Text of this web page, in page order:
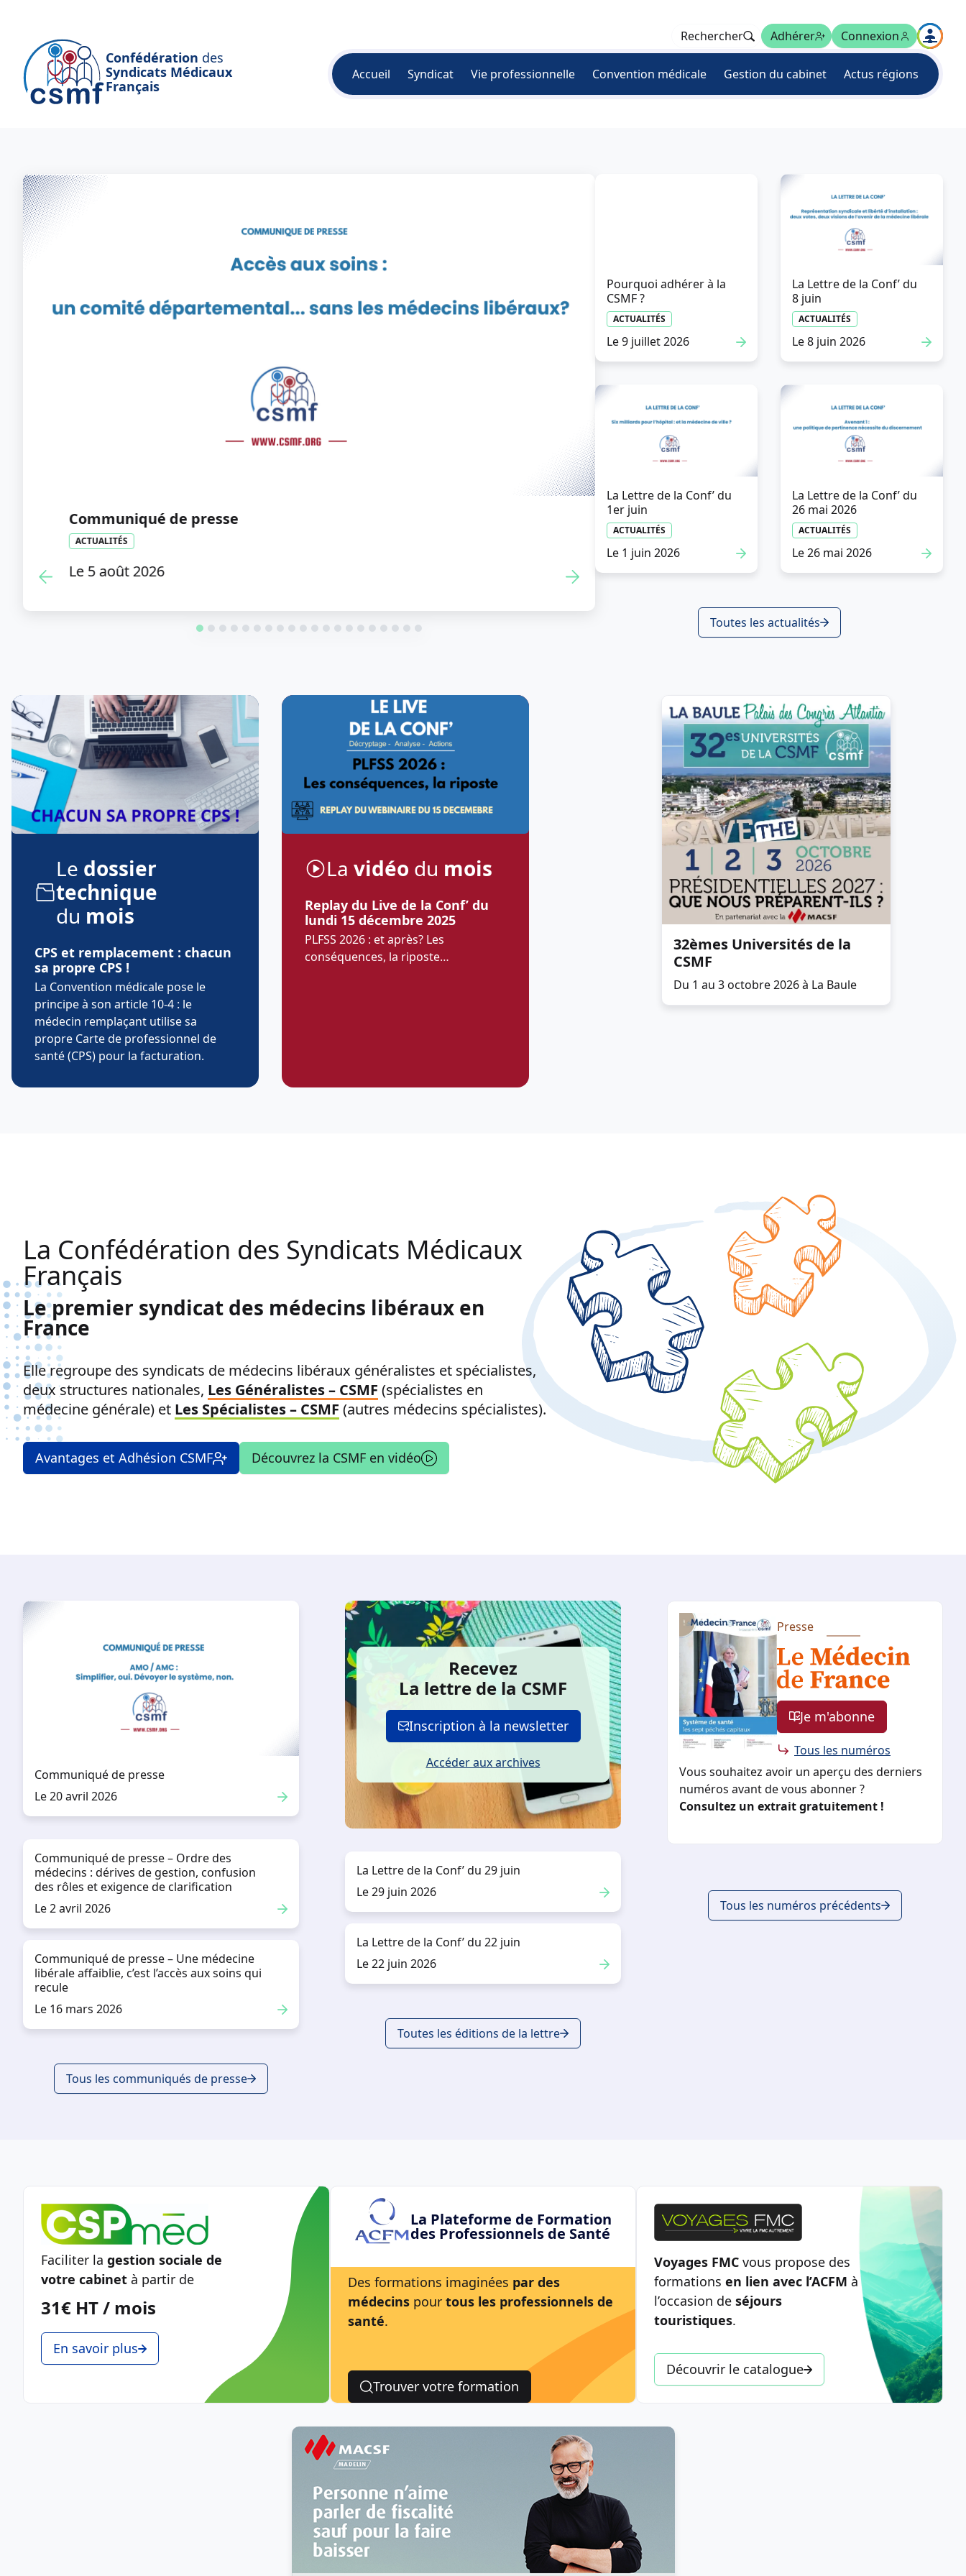
Confédération des
Syndicats Médicaux
Français
Accueil Syndicat Vie professionnelle Convention médicale Gestion du cabinet Actus régions
Rechercher Adhérer Connexion
Flash info - Violences envers les médecins : l’Ordre et l’URPS
peuvent désormais porter plainte pour votre compte
Communiqué de presse
ACTUALITÉS
Le 20 juillet 2026
Pourquoi adhérer à la
CSMF ?
ACTUALITÉS
Le 9 juillet 2026
La Lettre de la Conf’ du
8 juin
ACTUALITÉS
Le 8 juin 2026
La Lettre de la Conf’ du
1er juin
ACTUALITÉS
Le 1 juin 2026
La Lettre de la Conf’ du
26 mai 2026
ACTUALITÉS
Le 26 mai 2026
Toutes les actualités
Le dossier
technique
du mois
CPS et remplacement : chacun
sa propre CPS !
La Convention médicale pose le
principe à son article 10-4 : le
médecin remplaçant utilise sa
propre Carte de professionnel de
santé (CPS) pour la facturation.
La vidéo du mois
Replay du Live de la Conf’ du
lundi 15 décembre 2025
PLFSS 2026 : et après? Les
conséquences, la riposte…
32èmes Universités de la
CSMF
Du 1 au 3 octobre 2026 à La Baule
La Confédération des Syndicats Médicaux
Français
Le premier syndicat des médecins libéraux en
France
Elle regroupe des syndicats de médecins libéraux généralistes et spécialistes,
deux structures nationales, Les Généralistes – CSMF (spécialistes en
médecine générale) et Les Spécialistes – CSMF (autres médecins spécialistes).
Avantages et Adhésion CSMF Découvrez la CSMF en vidéo
Communiqué de presse
Le 20 avril 2026
Communiqué de presse – Ordre des
médecins : dérives de gestion, confusion
des rôles et exigence de clarification
Le 2 avril 2026
Communiqué de presse – Une médecine
libérale affaiblie, c’est l’accès aux soins qui
recule
Le 16 mars 2026
Tous les communiqués de presse
Recevez
La lettre de la CSMF
Inscription à la newsletter
Accéder aux archives
La Lettre de la Conf’ du 29 juin
Le 29 juin 2026
La Lettre de la Conf’ du 22 juin
Le 22 juin 2026
Toutes les éditions de la lettre
Presse
Je m'abonne
Tous les numéros
Vous souhaitez avoir un aperçu des derniers
numéros avant de vous abonner ?
Consultez un extrait gratuitement !
Tous les numéros précédents
Faciliter la gestion sociale de
votre cabinet à partir de
31€ HT / mois
En savoir plus
La Plateforme de Formation
des Professionnels de Santé
Des formations imaginées par des
médecins pour tous les professionnels de
santé.
Trouver votre formation
Voyages FMC vous propose des
formationsen lien avec l’ACFM à
l’occasion deséjours
touristiques.
Découvrir le catalogue